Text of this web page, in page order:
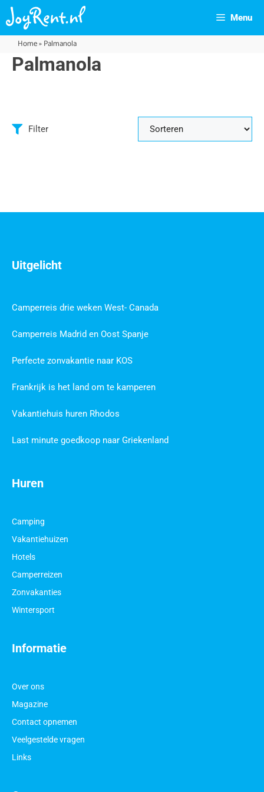
Menu
Home»Palmanola
Palmanola
Filter
Informatie
Over ons
Magazine
Contact opnemen
Veelgestelde vragen
Links
Huren
Camping
Vakantiehuizen
Hotels
Camperreizen
Zonvakanties
Wintersport
Uitgelicht
Camperreis drie weken West- Canada
Camperreis Madrid en Oost Spanje
Perfecte zonvakantie naar KOS
Frankrijk is het land om te kamperen
Vakantiehuis huren Rhodos
Last minute goedkoop naar Griekenland